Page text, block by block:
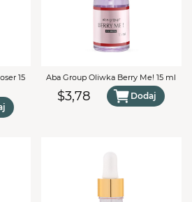
15
Aba Group Oliwka Berry Me! 15 ml
$3,78 Dodaj